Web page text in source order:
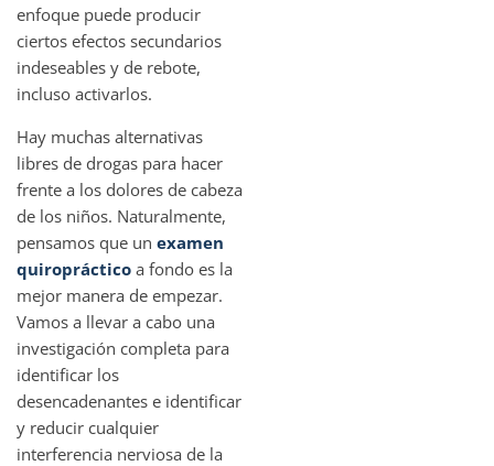
enfoque puede producir
ciertos efectos secundarios
indeseables y de rebote,
incluso activarlos.
Hay muchas alternativas
libres de drogas para hacer
frente a los dolores de cabeza
de los niños. Naturalmente,
pensamos que un examen
quiropráctico a fondo es la
mejor manera de empezar.
Vamos a llevar a cabo una
investigación completa para
identificar los
desencadenantes e identificar
y reducir cualquier
interferencia nerviosa de la